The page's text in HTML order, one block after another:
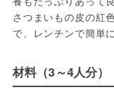
さつまいもの皮の紅
で、レンチンで簡単
材料（3～4人分）